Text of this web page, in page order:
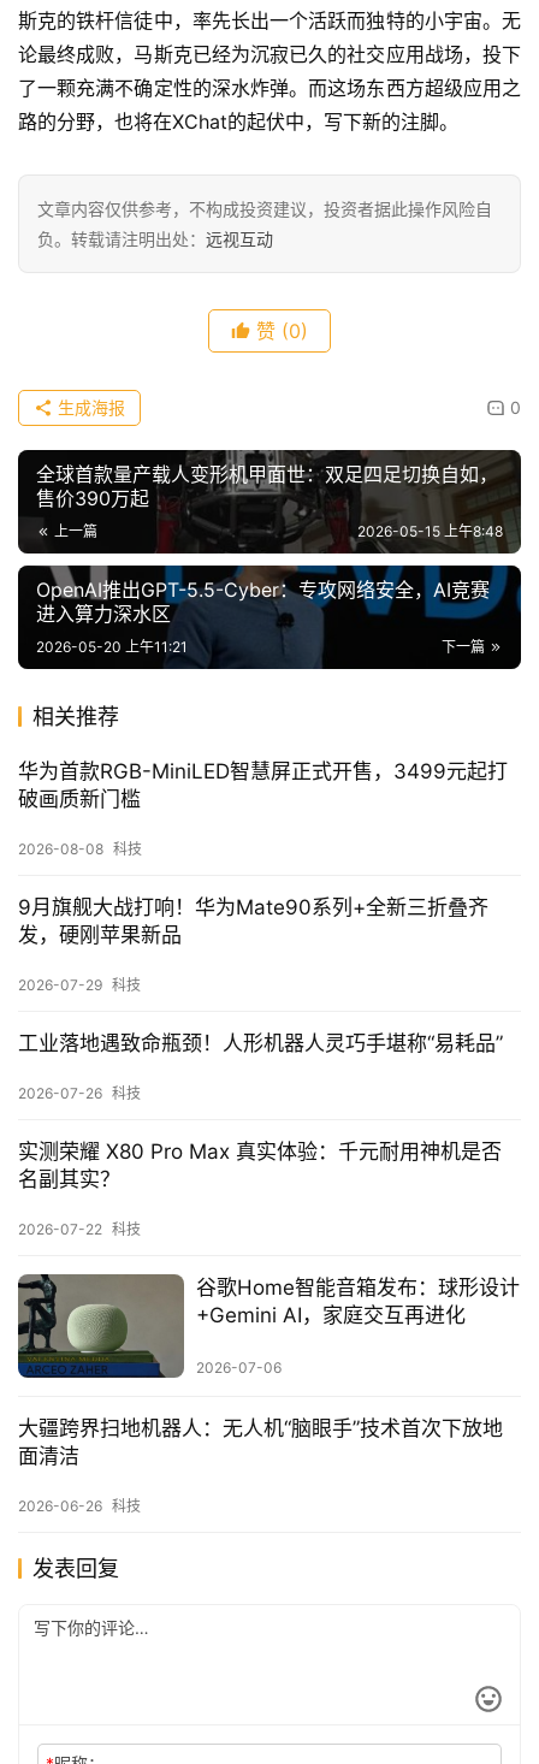
斯克的铁杆信徒中，率先长出一个活跃而独特的小宇宙。无
论最终成败，马斯克已经为沉寂已久的社交应用战场，投下
了一颗充满不确定性的深水炸弹。而这场东西方超级应用之
路的分野，也将在XChat的起伏中，写下新的注脚。
文章内容仅供参考，不构成投资建议，投资者据此操作风险自
负。转载请注明出处： 远视互动
赞 (0)
0
生成海报
全球首款量产载人变形机甲面世：双足四足切换自如，
售价390万起
上一篇 2026-05-15 上午8:48
OpenAI推出GPT-5.5-Cyber：专攻网络安全，AI竞赛
进入算力深水区
下一篇
2026-05-20 上午11:21
相关推荐
华为首款RGB-MiniLED智慧屏正式开售，3499元起打
破画质新门槛
2026-08-08 科技
9月旗舰大战打响！华为Mate90系列+全新三折叠齐
发，硬刚苹果新品
2026-07-29 科技
工业落地遇致命瓶颈！人形机器人灵巧手堪称“易耗品”
2026-07-26 科技
实测荣耀 X80 Pro Max 真实体验：千元耐用神机是否
名副其实？
2026-07-22 科技
谷歌Home智能音箱发布：球形设计
+Gemini AI，家庭交互再进化
2026-07-06
大疆跨界扫地机器人：无人机“脑眼手”技术首次下放地
面清洁
2026-06-26 科技
发表回复